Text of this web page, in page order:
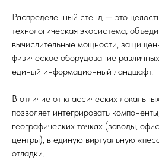
Распределенный стенд — это
технологическая экосистема,
вычислительные мощности,
физическое оборудование
единый информационный ландшафт.
В отличие от классических
позволяет интегрировать
географических точках (заводы,
центры), в единую виртуальную
отладки.